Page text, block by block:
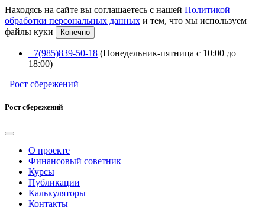
Находясь на сайте вы соглашаетесь с нашей Политикой
обработки персональных данных и тем, что мы используем
файлы куки
Конечно
+7(985)839-50-18 (Понедельник-пятница с 10:00 до
18:00)
Рост сбережений
Рост сбережений
О проекте
Финансовый советник
Курсы
Публикации
Калькуляторы
Контакты